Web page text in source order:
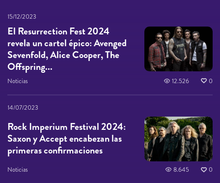
15/12/2023
El Resurrection Fest 2024
revela un cartel épico: Avenged
Sevenfold, Alice Cooper, The
Offspring...
Noticias 12.526 0
14/07/2023
Rock Imperium Festival 2024:
Saxon y Accept encabezan las
primeras confirmaciones
Noticias 8.645 0